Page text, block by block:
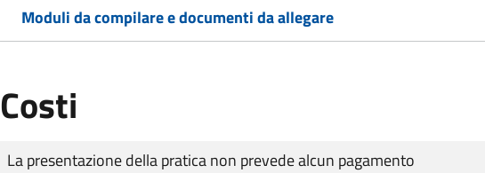
Moduli da compilare e documenti da allegare
Costi
Tipo di pagamento
Importo
La presentazione della pratica non prevede alcun pagamento